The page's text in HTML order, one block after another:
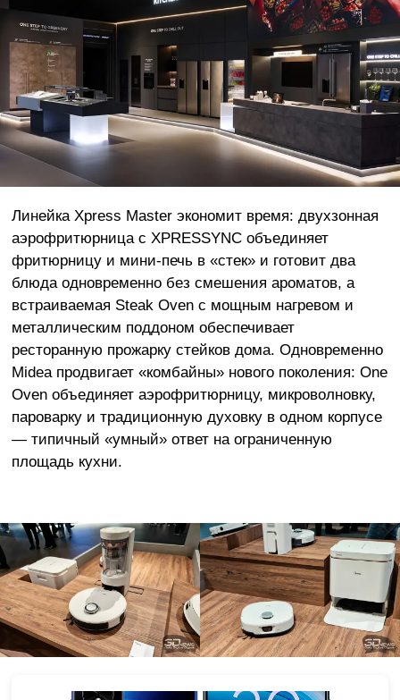
Линейка Xpress Master экономит время: двухзонная
аэрофритюрница с XPRESSYNC объединяет
фритюрницу и мини-печь в «стек» и готовит два
блюда одновременно без смешения ароматов, а
встраиваемая Steak Oven с мощным нагревом и
металлическим поддоном обеспечивает
ресторанную прожарку стейков дома. Одновременно
Midea продвигает «комбайны» нового поколения: One
Oven объединяет аэрофритюрницу, микроволновку,
пароварку и традиционную духовку в одном корпусе
— типичный «умный» ответ на ограниченную
площадь кухни.